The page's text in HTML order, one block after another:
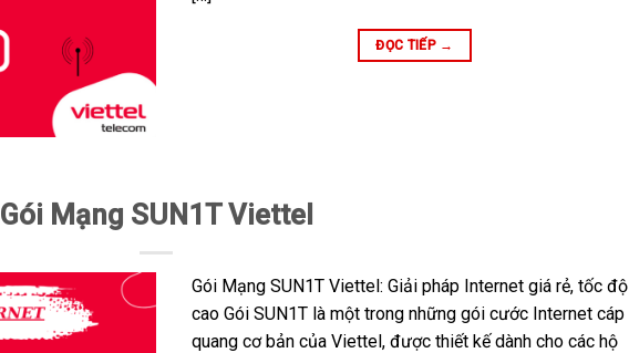
ĐỌC TIẾP →
Gói Mạng SUN1T Viettel
Gói Mạng SUN1T Viettel: Giải pháp Internet giá rẻ, tốc độ
cao Gói SUN1T là một trong những gói cước Internet cáp
quang cơ bản của Viettel, được thiết kế dành cho các hộ